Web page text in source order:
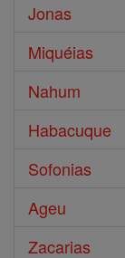
Jonas
Miquéias
Nahum
Habacuque
Sofonias
Ageu
Zacarias